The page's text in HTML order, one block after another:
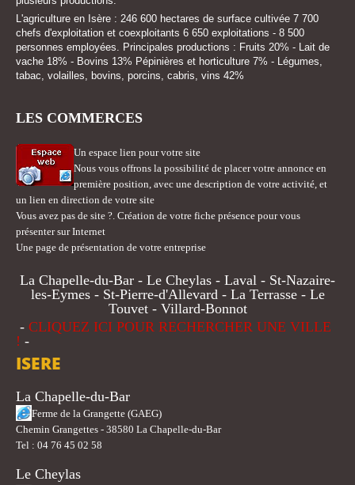
L'agriculture en Isère : 246 600 hectares de surface cultivée 7 700
chefs d'exploitation et coexploitants 6 650 exploitations - 8 500
personnes employées. Principales productions : Fruits 20% - Lait de
vache 18% - Bovins 13% Pépinières et horticulture 7% - Légumes,
tabac, volailles, bovins, porcins, cabris, vins 42%
LES COMMERCES
Un espace lien pour votre site
Nous vous offrons la possibilité de placer votre annonce en
première position, avec une description de votre activité, et
un lien en direction de votre site
Vous avez pas de site ?. Création de votre fiche présence pour vous
présenter sur Internet
Une page de présentation de votre entreprise
La Chapelle-du-Bar - Le Cheylas - Laval - St-Nazaire-
les-Eymes - St-Pierre-d'Allevard - La Terrasse - Le
Touvet - Villard-Bonnot
- CLIQUEZ ICI POUR RECHERCHER UNE VILLE
! -
ISERE
La Chapelle-du-Bar
Ferme de la Grangette (GAEG)
Chemin Grangettes - 38580 La Chapelle-du-Bar
Tel : 04 76 45 02 58
Le Cheylas